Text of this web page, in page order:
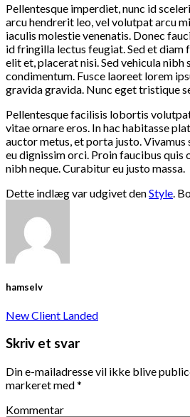
Pellentesque imperdiet, nunc id
arcu hendrerit leo, vel volutpat arcu
iaculis molestie venenatis. Donec
id fringilla lectus feugiat. Sed et diam
elit et, placerat nisi. Sed vehicula nibh
condimentum. Fusce laoreet lorem
gravida gravida. Nunc eget tristique
Pellentesque facilisis lobortis
vitae ornare eros. In hac habitasse
auctor metus, et porta justo.
eu dignissim orci. Proin faucibus quis
nibh neque. Curabitur eu justo massa.
Dette indlæg var udgivet denStyle.
hamselv
New Client Landed
Skriv et svar
Din e-mailadresse vil ikke blive
markeret med*
Kommentar